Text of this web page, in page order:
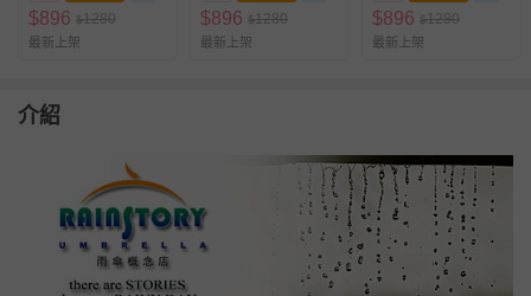
$896 $1280
最新上架
$896 $1280
最新上架
$896 $1280
最新上架
介紹